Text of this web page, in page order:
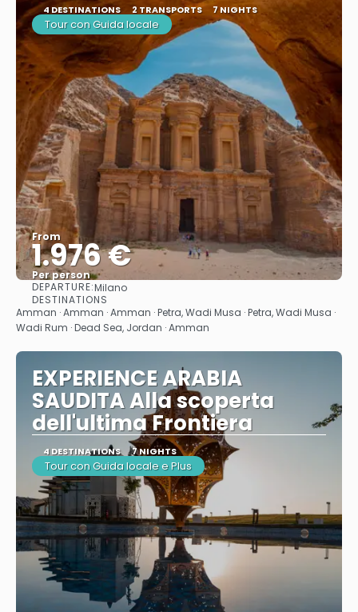
4 DESTINATIONS 2 TRANSPORTS 7 NIGHTS
Tour con Guida locale
From
1.976 €
Per person
DEPARTURE:Milano
DESTINATIONS
Amman · Amman · Amman · Petra, Wadi Musa · Petra, Wadi Musa ·
Wadi Rum · Dead Sea, Jordan · Amman
EXPERIENCE ARABIA
SAUDITA Alla scoperta
dell'ultima Frontiera
4 DESTINATIONS 7 NIGHTS
Tour con Guida locale e Plus